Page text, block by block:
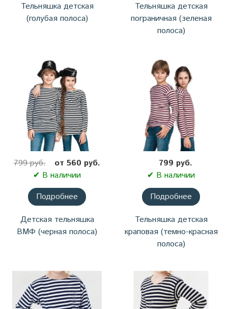
Тельняшка детская
(голубая полоса)
Тельняшка детская
пограничная (зеленая
полоса)
799 руб.
от 560 руб.
✔ В наличии
Подробнее
Детская тельняшка
ВМФ (черная полоса)
799 руб.
✔ В наличии
Подробнее
Тельняшка детская
краповая (темно-красная
полоса)